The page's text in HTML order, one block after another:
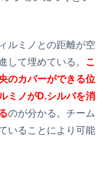
ルミノとの距離が空
して埋めている。 こ
のカバーができる位
ミノがD.シルバを消
のが分かる。チーム
いることにより可能